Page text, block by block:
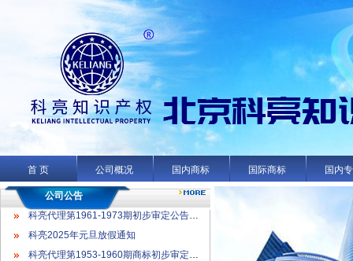
首 页 公司概况 国内商标 国际商标 国内
公司公告
科亮代理第1953-1960期商标初步审定公告名录
中国商标网及网上服务系统停机通知
科亮2025国庆放假通知
科亮代理第1961-1973期初步审定公告名录
科亮2025年元旦放假通知
科亮代理第1953-1960期商标初步审定公告名录